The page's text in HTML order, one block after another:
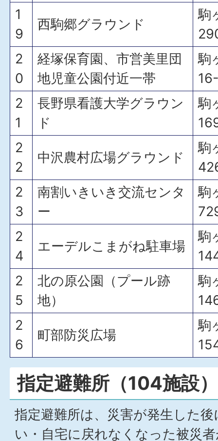
1
9
西駒郷グラウンド
駒
2
0
経塚保育園、市営美里団
地児童公園付近一帯
駒
2
1
長野県看護大学グラウン
ド
駒
2
2
中沢農村広場グラウンド
駒
2
3
南割いきいき交流センタ
ー
駒
2
4
エーデルこまがね駐車場
駒
2
5
北の原公園（プール跡
地）
駒
2
6
町部防災広場
駒
指定避難所（104施設）
指定避難所は、災害が発生した
い・自宅に戻れなくなった被災